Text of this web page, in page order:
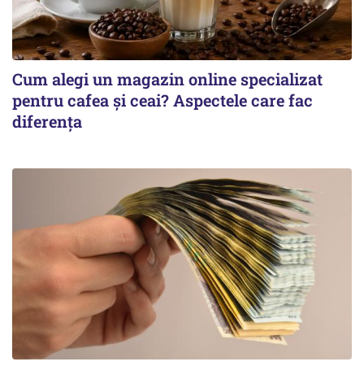
Cum alegi un magazin online specializat
pentru cafea și ceai? Aspectele care fac
diferența